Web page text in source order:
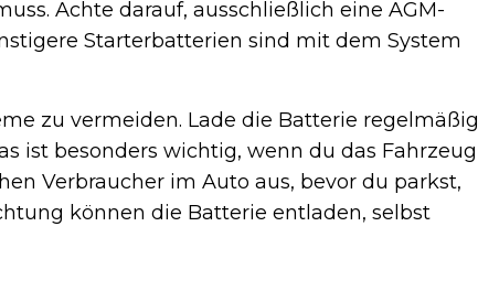
Achte darauf, ausschließlich eine AGM-
Starterbatterien sind mit dem System
zu vermeiden. Lade die Batterie regelmäßig
ist besonders wichtig, wenn du das Fahrzeug
Verbraucher im Auto aus, bevor du parkst,
können die Batterie entladen, selbst